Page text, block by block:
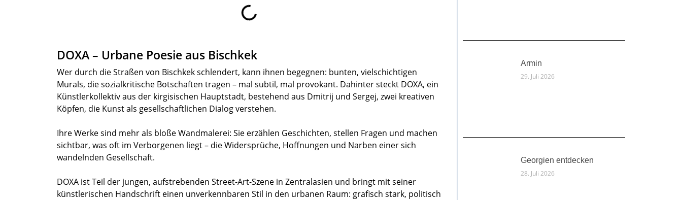
DOXA – Urbane Poesie aus Bischkek
Wer durch die Straßen von Bischkek schlendert, kann ihnen begegnen: bunten, vielschichtigen
Murals, die sozialkritische Botschaften tragen – mal subtil, mal provokant. Dahinter steckt DOXA, ein
Künstlerkollektiv aus der kirgisischen Hauptstadt, bestehend aus Dmitrij und Sergej, zwei kreativen
Köpfen, die Kunst als gesellschaftlichen Dialog verstehen.
Ihre Werke sind mehr als bloße Wandmalerei: Sie erzählen Geschichten, stellen Fragen und machen
sichtbar, was oft im Verborgenen liegt – die Widersprüche, Hoffnungen und Narben einer sich
wandelnden Gesellschaft.
DOXA ist Teil der jungen, aufstrebenden Street-Art-Szene in Zentralasien und bringt mit seiner
künstlerischen Handschrift einen unverkennbaren Stil in den urbanen Raum: grafisch stark, politisch
Armin
29. Juli 2026
Georgien entdecken
28. Juli 2026